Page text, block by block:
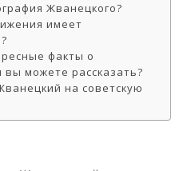
Жванецкого?
имеет
факты о
можете рассказать?
на советскую